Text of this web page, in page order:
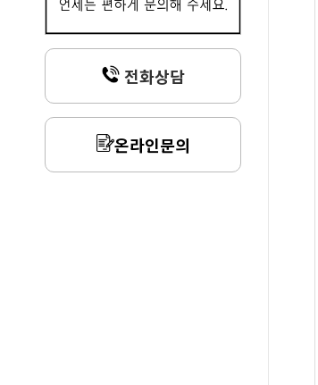
전화상담
온라인문의